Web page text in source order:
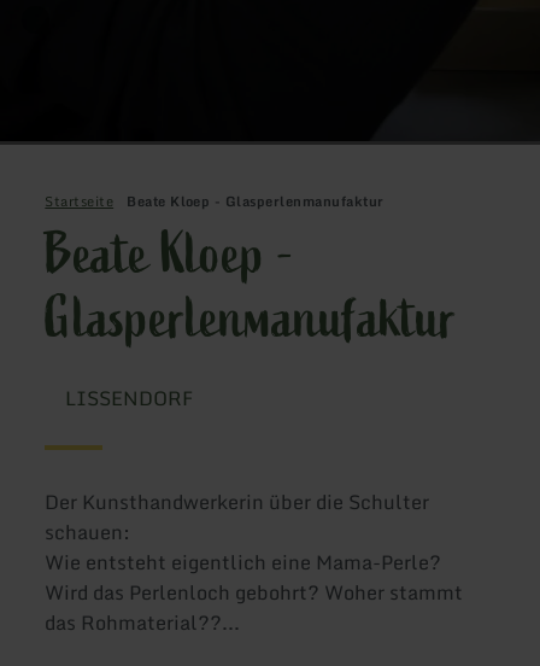
Startseite Beate Kloep - Glasperlenmanufaktur
Beate Kloep -
Glasperlenmanufaktur
LISSENDORF
Der Kunsthandwerkerin über die Schulter
schauen:
Wie entsteht eigentlich eine Mama-Perle?
Wird das Perlenloch gebohrt? Woher stammt
das Rohmaterial??...